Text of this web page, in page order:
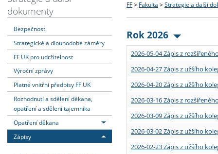
Dozvědět se více Strategie a další
Podpora a benefity pro
Absolventi fakulty
Podat přihlášku Učitelské studijní
Informace k průběhu
Dozvědět se více Doktorské studium
Rigorózní řízení
Dozvědět se více Akademické kvalifikace
Granty a projekty
Dozvědět se více Vyjíždějící studenti
Přijíždějící studenti
Vyjíždějící zaměstnanci
dokumenty
Bezpečnost
Strategické a dlouhodobé záměry
FF UK pro udržitelnost
Výroční zprávy
Platné vnitřní předpisy FF UK
Rozhodnutí a sdělení děkana,
opatření a sdělení tajemníka
Opatření děkana
Zápisy
FF > Fakulta > Strategie a další
Rok 2026
2026-05-04 Zápis z
2026-04-27 Zápis z užšího
2026-04-20 Zápis z užšího
2026-03-16 Zápis z
2026-03-09 Zápis z užšího
2026-03-02 Zápis z užšího
2026-02-23 Zápis z užšího